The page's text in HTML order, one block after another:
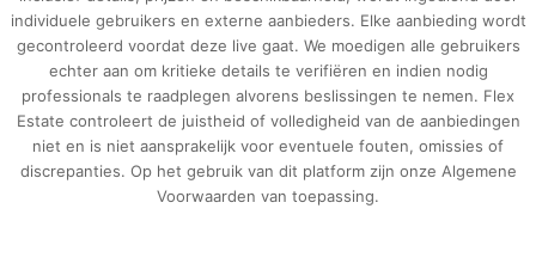
individuele gebruikers en externe aanbieders. Elke aanbieding wordt
gecontroleerd voordat deze live gaat. We moedigen alle gebruikers
echter aan om kritieke details te verifiëren en indien nodig
professionals te raadplegen alvorens beslissingen te nemen. Flex
Estate controleert de juistheid of volledigheid van de aanbiedingen
niet en is niet aansprakelijk voor eventuele fouten, omissies of
discrepanties. Op het gebruik van dit platform zijn onze Algemene
Voorwaarden van toepassing.